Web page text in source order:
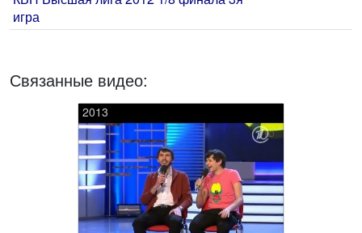
игра
Связанные видео:
2013